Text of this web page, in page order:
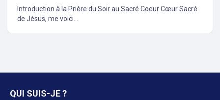
Introduction à la Prière du Soir au Sacré Coeur Cœur Sacré
de Jésus, me voici...
QUI SUIS-JE ?